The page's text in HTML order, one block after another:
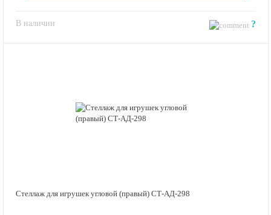
В наличии ?
Стеллаж для игрушек угловой (правый) СТ-АД-298